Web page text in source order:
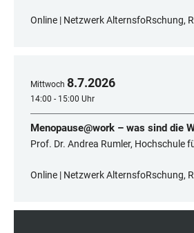
Online | Netzwerk AlternsfoRschung,
Mittwoch 8.7.2026
14:00 - 15:00 Uhr
Menopause@work – was sind die
Prof. Dr. Andrea Rumler,
Online | Netzwerk AlternsfoRschung,